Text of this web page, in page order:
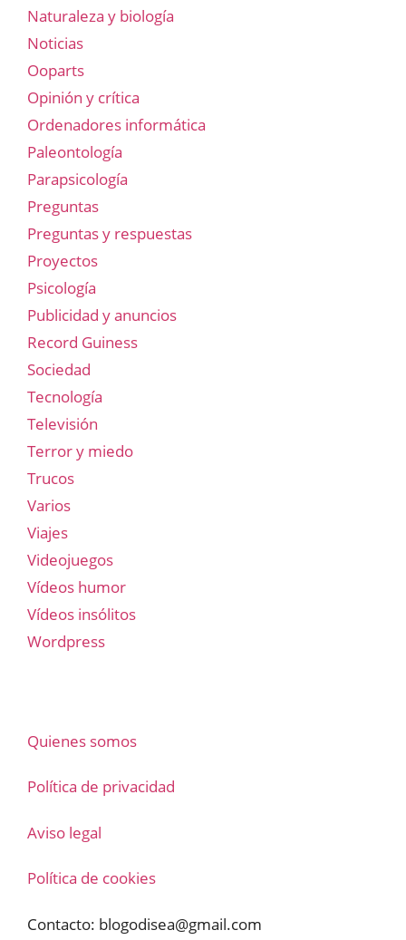
Naturaleza y biología
Noticias
Ooparts
Opinión y crítica
Ordenadores informática
Paleontología
Parapsicología
Preguntas
Preguntas y respuestas
Proyectos
Psicología
Publicidad y anuncios
Record Guiness
Sociedad
Tecnología
Televisión
Terror y miedo
Trucos
Varios
Viajes
Videojuegos
Vídeos humor
Vídeos insólitos
Wordpress
Quienes somos
Política de privacidad
Aviso legal
Política de cookies
Contacto: blogodisea@gmail.com